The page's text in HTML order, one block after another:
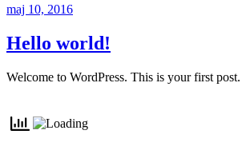
Udgivet
maj 10, 2016
Hello world!
Welcome to WordPress. This is your first